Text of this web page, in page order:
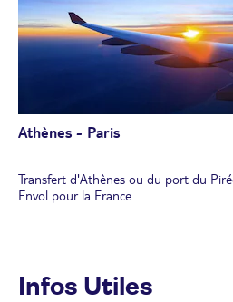
Athènes - Paris
Transfert d'Athènes ou du port du
Envol pour la France.
Infos Utiles